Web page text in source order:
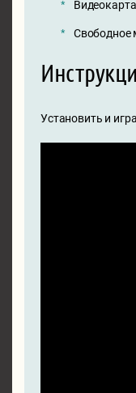
Свободное
Установить и